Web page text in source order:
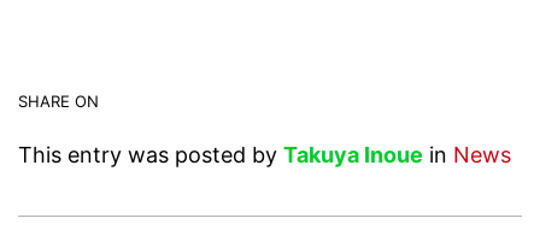
SHARE ON
This entry was posted by Takuya Inoue in News